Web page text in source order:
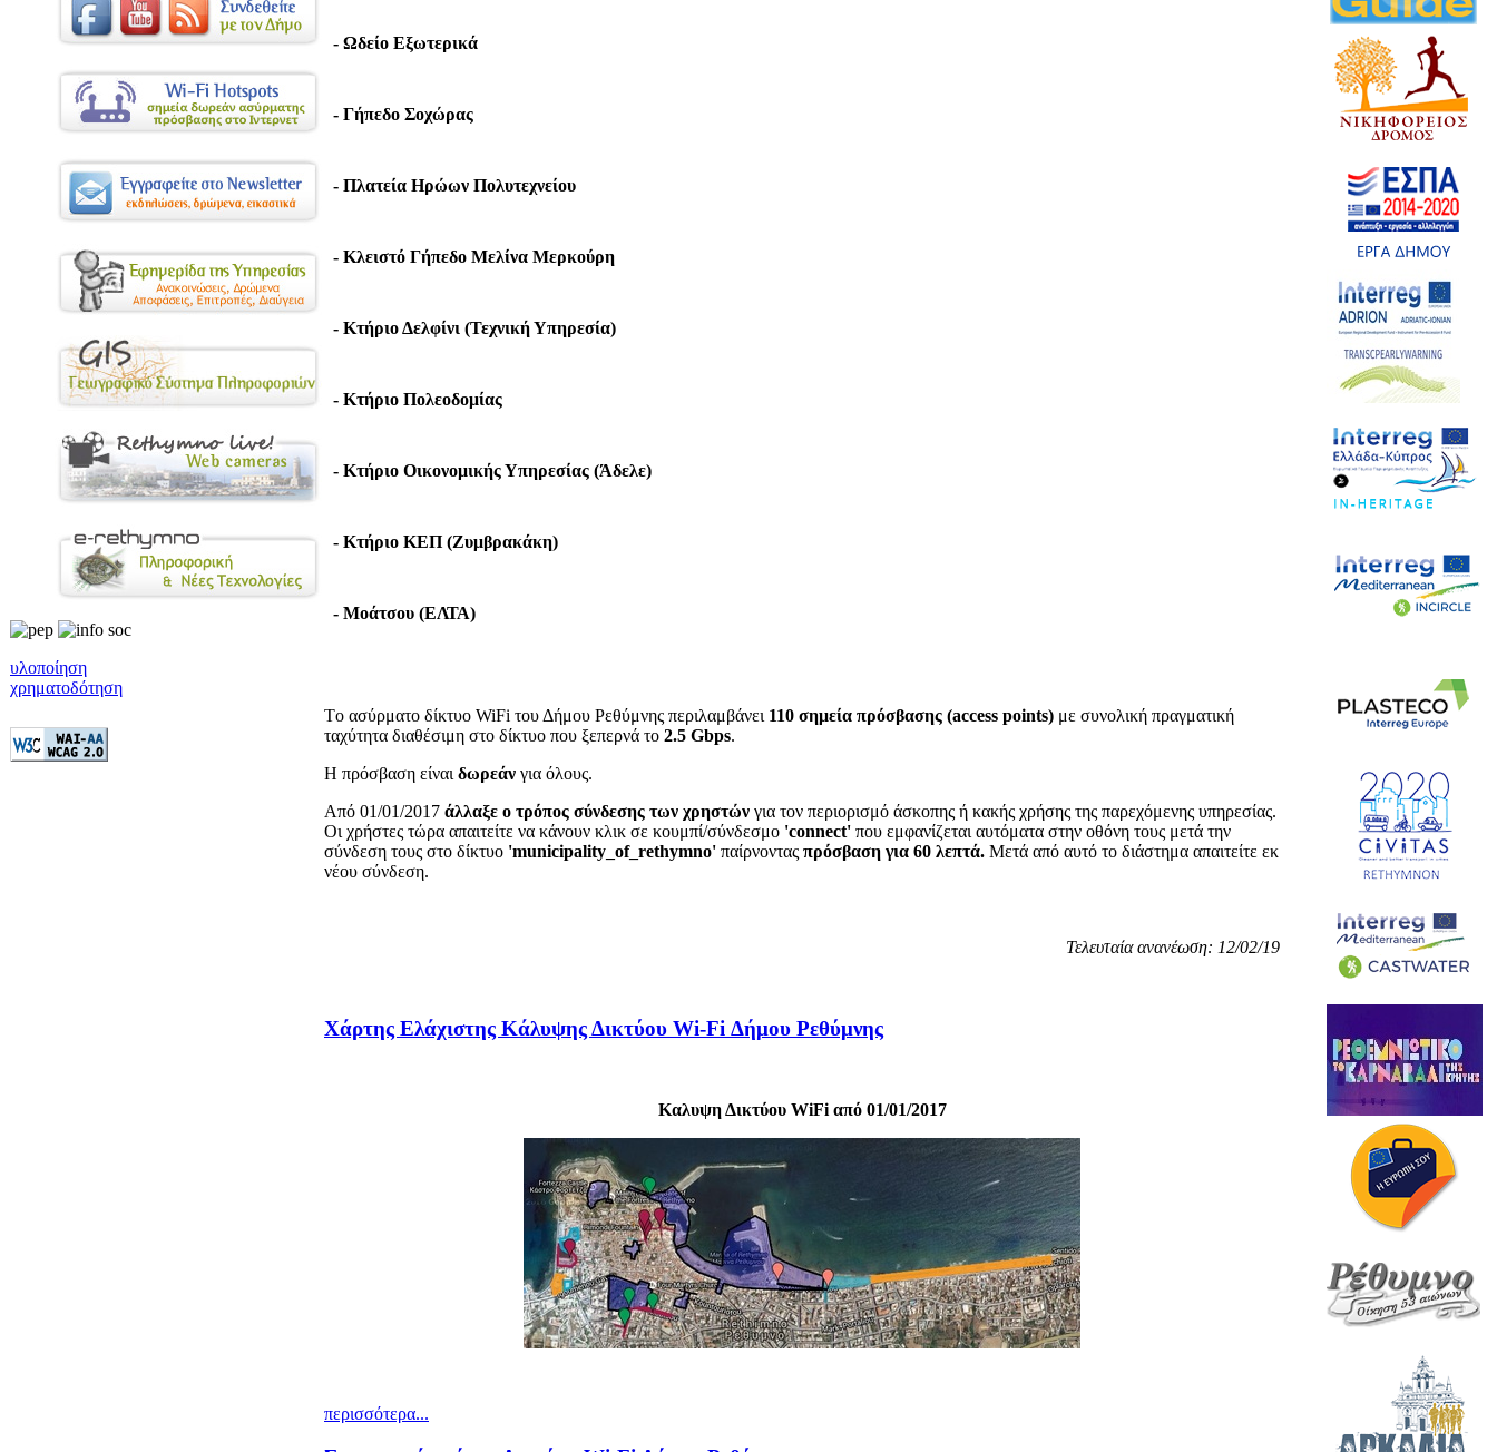
υλοποίηση
χρηματοδότηση
- Ωδείο Εξωτερικά
- Γήπεδο Σοχώρας
- Πλατεία Ηρώων Πολυτεχνείου
- Κλειστό Γήπεδο Μελίνα Μερκούρη
- Κτήριο Δελφίνι (Τεχνική Υπηρεσία)
- Κτήριο Πολεοδομίας
- Κτήριο Οικονομικής Υπηρεσίας (Άδελε)
- Κτήριο ΚΕΠ (Ζυμβρακάκη)
- Μοάτσου (ΕΛΤΑ)
Tο ασύρματο δίκτυο WiFi του Δήμου Ρεθύμνης περιλαμβάνει 110 σημεία πρόσβασης (access points) με συνολική πραγματική
ταχύτητα διαθέσιμη στο δίκτυο που ξεπερνά τo 2.5 Gbps.
Η πρόσβαση είναιδωρεάν για όλους.
Από 01/01/2017 άλλαξε ο τρόπος σύνδεσης των χρηστών για τον περιορισμό άσκοπης ή κακής χρήσης της παρεχόμενης υπηρεσίας.
Οι χρήστες τώρα απαιτείτε να κάνουν κλικ σε κουμπί/σύνδεσμο 'connect' που εμφανίζεται αυτόματα στην οθόνη τους μετά την
σύνδεση τους στο δίκτυο 'municipality_of_rethymno' παίρνοντας πρόσβαση για 60 λεπτά. Μετά από αυτό το διάστημα απαιτείτε εκ
νέου σύνδεση.
Τελευταία ανανέωση: 12/02/19
Χάρτης Ελάχιστης Κάλυψης Δικτύου Wi-Fi Δήμου Ρεθύμνης
Καλυψη Δικτύου WiFi από 01/01/2017
περισσότερα...